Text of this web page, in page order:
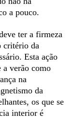
a pouco.
ter a firmeza
critério da
Esta ação
a verão como
na
da
os que se
interior é